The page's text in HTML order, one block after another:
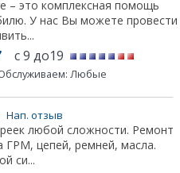
– это комплексная помощь
У нас Вы можете провести
с 9 до19
Любые
Нап. отзыв
любой сложности. Ремонт
ГРМ, цепей, ремней, масла.
си...